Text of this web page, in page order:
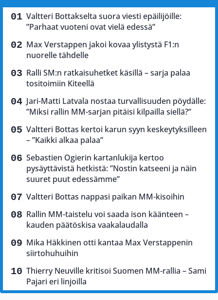
Valtteri Bottakselta suora viesti epäilijöille:
”Parhaat vuoteni ovat vielä edessä”
Max Verstappen jakoi kovaa ylistystä F1:n
nuorelle tähdelle
Ralli SM:n ratkaisuhetket käsillä – sarja palaa
tositoimiin Kiteellä
Jari-Matti Latvala nostaa turvallisuuden pöydälle:
”Miksi rallin MM-sarjan pitäisi kilpailla siellä?”
Valtteri Bottas kertoi karun syyn keskeytyksilleen
– ”Kaikki alkaa palaa”
Sebastien Ogierin kartanlukija kertoo
pysäyttävistä hetkistä: ”Nostin katseeni ja näin
suuret puut edessämme”
Valtteri Bottas nappasi paikan MM-kisoihin
Rallin MM-taistelu voi saada ison käänteen –
kauden päätöskisa vaakalaudalla
Mika Häkkinen otti kantaa Max Verstappenin
siirtohuhuihin
Thierry Neuville kritisoi Suomen MM-rallia – Sami
Pajari eri linjoilla